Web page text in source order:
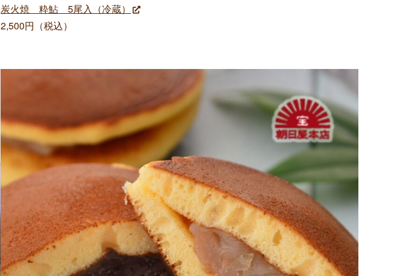
炭火焼 粋鮎 5尾入（冷蔵）
2,500円（税込）